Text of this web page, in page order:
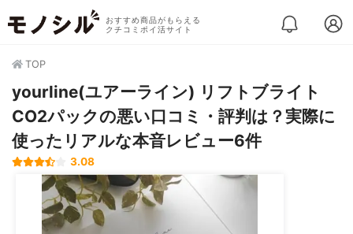
おすすめ商品がもらえる
クチコミポイ活サイト
TOP
yourline(ユアーライン) リフトブライト
CO2パックの悪い口コミ・評判は？実際に
使ったリアルな本音レビュー6件
3.08